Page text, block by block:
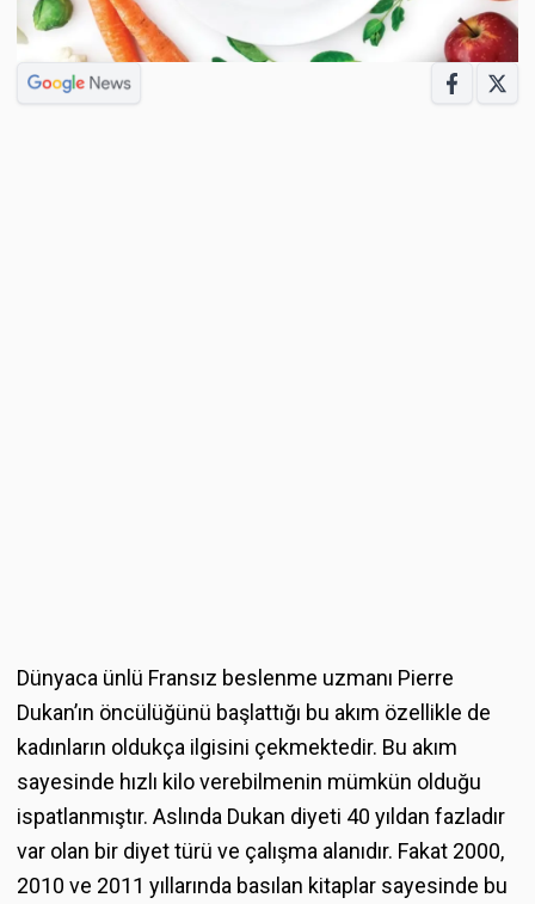
Dünyaca ünlü Fransız beslenme uzmanı Pierre
Dukan’ın öncülüğünü başlattığı bu akım özellikle de
kadınların oldukça ilgisini çekmektedir. Bu akım
sayesinde hızlı kilo verebilmenin mümkün olduğu
ispatlanmıştır. Aslında Dukan diyeti 40 yıldan fazladır
var olan bir diyet türü ve çalışma alanıdır. Fakat 2000,
2010 ve 2011 yıllarında basılan kitaplar sayesinde bu